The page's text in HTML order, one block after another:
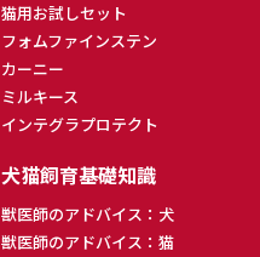
猫用お試しセット
フォムファインステン
カーニー
ミルキース
インテグラプロテクト
犬猫飼育基礎知識
獣医師のアドバイス：犬
獣医師のアドバイス：猫